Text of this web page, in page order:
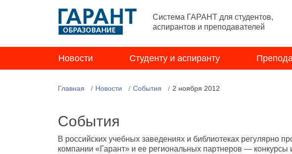
Система ГАРАНТ для студентов,
аспирантов и преподавателей
Новости Студенту и аспиранту
Главная Новости События 2 ноября 2012
События
В российских учебных заведениях и библиотеках регулярно
компании «Гарант» и ее региональных партнеров —